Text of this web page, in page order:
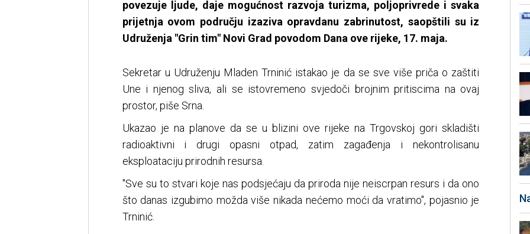
povezuje ljude, daje mogućnost razvoja turizma, poljoprivrede i svaka
prijetnja ovom području izaziva opravdanu zabrinutost, saopštili su iz
Udruženja "Grin tim" Novi Grad povodom Dana ove rijeke, 17. maja.
Sekretar u Udruženju Mladen Trninić istakao je da se sve više priča o zaštiti
Une i njenog sliva, ali se istovremeno svjedoči brojnim pritiscima na ovaj
prostor, piše Srna.
Ukazao je na planove da se u blizini ove rijeke na Trgovskoj gori skladišti
radioaktivni i drugi opasni otpad, zatim zagađenja i nekontrolisanu
eksploataciju prirodnih resursa.
"Sve su to stvari koje nas podsjećaju da priroda nije neiscrpan resurs i da ono
što danas izgubimo možda više nikada nećemo moći da vratimo", pojasnio je
Trninić.